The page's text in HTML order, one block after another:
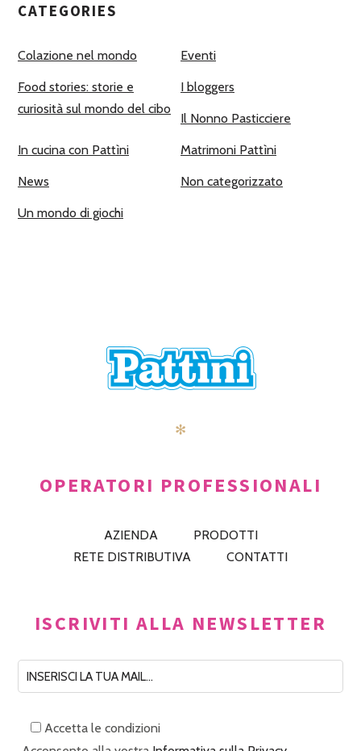
CATEGORIES
Colazione nel mondo Eventi
Food stories: storie e
curiosità sul mondo del cibo
I bloggers
Il Nonno Pasticciere
In cucina con Pattìni Matrimoni Pattìni
News Non categorizzato
Un mondo di giochi
✻
OPERATORI PROFESSIONALI
AZIENDA
PRODOTTI
RETE DISTRIBUTIVA
CONTATTI
ISCRIVITI ALLA NEWSLETTER
Accetta le condizioni